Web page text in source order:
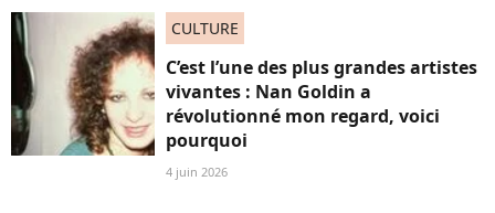
CULTURE
C’est l’une des plus grandes artistes
vivantes : Nan Goldin a
révolutionné mon regard, voici
pourquoi
4 juin 2026